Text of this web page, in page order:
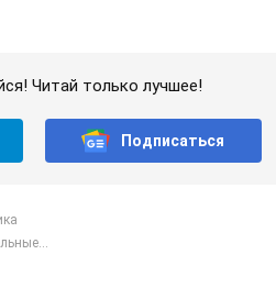
Читай только лучшее!
Подписаться